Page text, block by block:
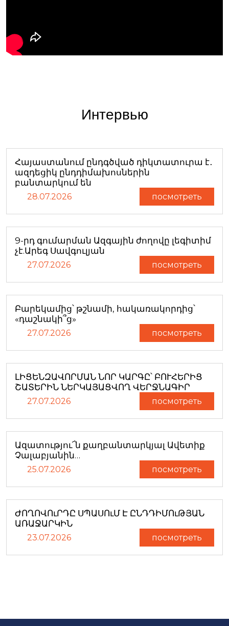
Интервью
Հայաստանում ընդգծված դիկտատուրա է․
ազդեցիկ ընդդիմախոսներին
բանտարկում են
28.07.2026 посмотреть
9-րդ գումարման Ազգային ժողովը լեգիտիմ
չէ.Արեգ Սավգուլյան
27.07.2026 посмотреть
Բարեկամից՝ թշնամի, հակառակորդից՝
«դաշնակի՞ց»
27.07.2026 посмотреть
ԼԻՑԵՆԶԱՎՈՐՄԱՆ ՆՈՐ ԿԱՐԳԸ՝ ԲՈՒՀԵՐԻՑ
ՇԱՏԵՐԻՆ ՆԵՐԿԱՅԱՑՎՈՂ ՎԵՐՋՆԱԳԻՐ
27.07.2026 посмотреть
Ազատությու՜ն քաղբանտարկյալ Ավետիք
Չալաբյանին…
25.07.2026 посмотреть
ԺՈՂՈՎՈւՐԴԸ ՍՊԱՍՈւՄ Է ԸՆԴԴԻՄՈւԹՅԱՆ
ԱՌԱՋԱՐԿԻՆ
23.07.2026 посмотреть